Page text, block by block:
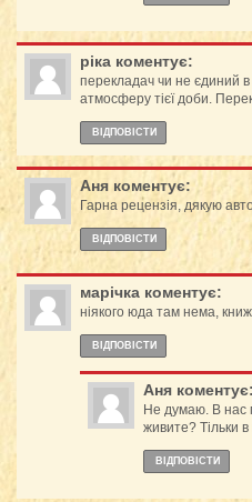
ріка коментує:
перекладач чи не єдиний в
атмосферу тієї доби.
ВІДПОВІCТИ
Аня коментує:
Гарна рецензія, дякую
ВІДПОВІCТИ
марічка коментує:
ніякого юда там нема,
ВІДПОВІCТИ
Аня коментує:
Не думаю. В нас
живите? Тільки
ВІДПОВІCТИ